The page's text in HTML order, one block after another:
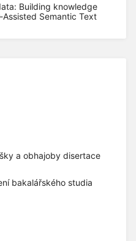
Building knowledge
Semantic Text
a obhajoby disertace
bakalářského studia